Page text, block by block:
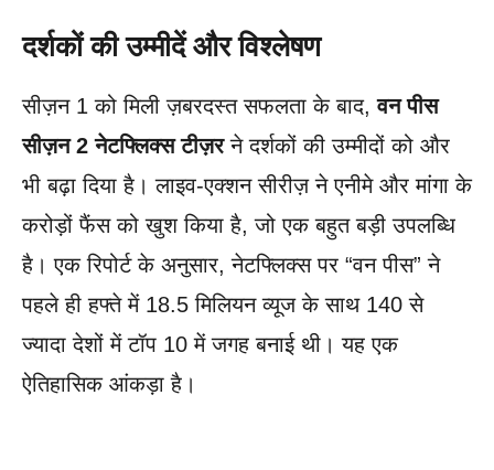
दर्शकों की उम्मीदें और विश्लेषण
सीज़न 1 को मिली ज़बरदस्त सफलता के बाद,वन पीस
सीज़न 2 नेटफ्लिक्स टीज़रने दर्शकों की उम्मीदों को और
भी बढ़ा दिया है। लाइव-एक्शन सीरीज़ ने एनीमे और मांगा के
करोड़ों फैंस को खुश किया है, जो एक बहुत बड़ी उपलब्धि
है। एक रिपोर्ट के अनुसार, नेटफ्लिक्स पर “वन पीस” ने
पहले ही हफ्ते में 18.5 मिलियन व्यूज के साथ 140 से
ज्यादा देशों में टॉप 10 में जगह बनाई थी। यह एक
ऐतिहासिक आंकड़ा है।